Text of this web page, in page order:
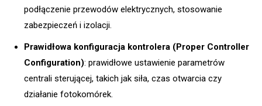
podłączenie przewodów elektrycznych, stosowanie
zabezpieczeń i izolacji.
Prawidłowa konfiguracja kontrolera (Proper Controller
Configuration): prawidłowe ustawienie parametrów
centrali sterującej, takich jak siła, czas otwarcia czy
działanie fotokomórek.